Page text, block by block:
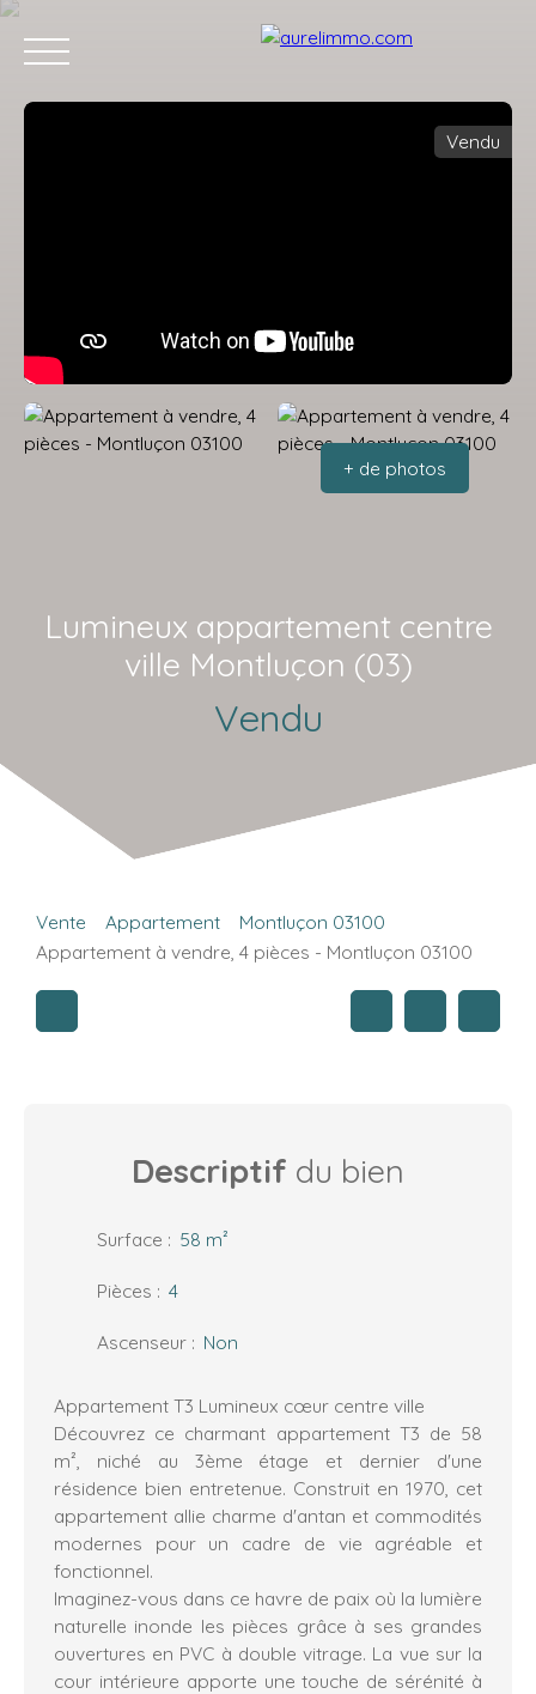
Vendu
+ de photos
Lumineux appartement centre
ville Montluçon (03)
Vendu
Vente Appartement
Montluçon 03100
Appartement à vendre, 4 pièces - Montluçon 03100
Descriptif du bien
Surface : 58 m²
Pièces : 4
Ascenseur : Non
Appartement T3 Lumineux cœur centre ville
Découvrez ce charmant appartement T3 de 58
m², niché au 3ème étage et dernier d'une
résidence bien entretenue. Construit en 1970, cet
appartement allie charme d'antan et commodités
modernes pour un cadre de vie agréable et
fonctionnel.
Imaginez-vous dans ce havre de paix où la lumière
naturelle inonde les pièces grâce à ses grandes
ouvertures en PVC à double vitrage. La vue sur la
cour intérieure apporte une touche de sérénité à